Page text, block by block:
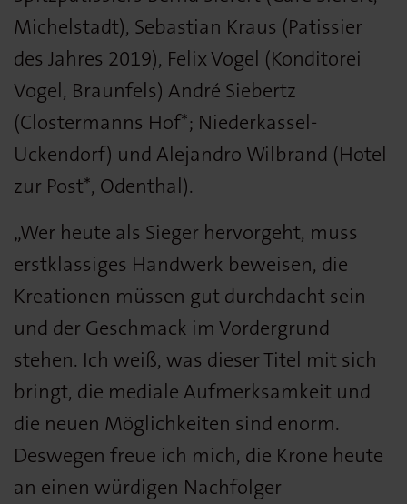
Michelstadt), Sebastian Kraus (Patissier
des Jahres 2019), Felix Vogel (Konditorei
Vogel, Braunfels) André Siebertz
(Clostermanns Hof*; Niederkassel-
Uckendorf) und Alejandro Wilbrand (Hotel
zur Post*, Odenthal).
„Wer heute als Sieger hervorgeht, muss
erstklassiges Handwerk beweisen, die
Kreationen müssen gut durchdacht sein
und der Geschmack im Vordergrund
stehen. Ich weiß, was dieser Titel mit sich
bringt, die mediale Aufmerksamkeit und
die neuen Möglichkeiten sind enorm.
Deswegen freue ich mich, die Krone heute
an einen würdigen Nachfolger